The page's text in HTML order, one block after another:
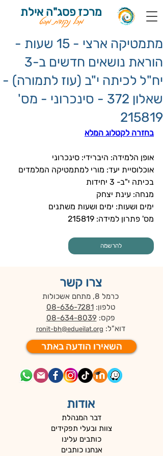
מרכז פסג"ה אילת
מכל נקודת מבט
מתמטיקה ארצי - 15 שעות -
הוראת נושאים חדשים ב-3
יח"ל לכיתה י"ב (עוז לתמורה) -
שאלון 372 - סינכרוני - מס'
215819
בחזרה לקטלוג המלא
אופן הלמידה: היברידי: סינכרוני
אוכלוסיית יעד: מורי למתמטיקה המלמדים
בכיתה י"ב- 3 יחידות
מנחה: עינת יצחק
ימים ושעות: ימים ושעות משתנים
מס' פתרון למידה: 215819
להרשמה
צרו קשר
כרמל 8, מתחם אשכולות
טלפון: 08-636-7281
פקס: 08-634-8039
דוא"ל: ronit-bh@edueilat.org
השאירו הודעה באתר
אודות
דבר המנהלת
צוות ובעלי תפקידים
כותבים עלינו
אנחנו כותבים